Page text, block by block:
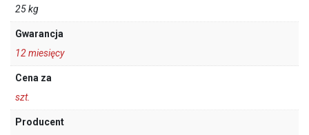
25 kg
Gwarancja
12 miesięcy
Cena za
szt.
Producent